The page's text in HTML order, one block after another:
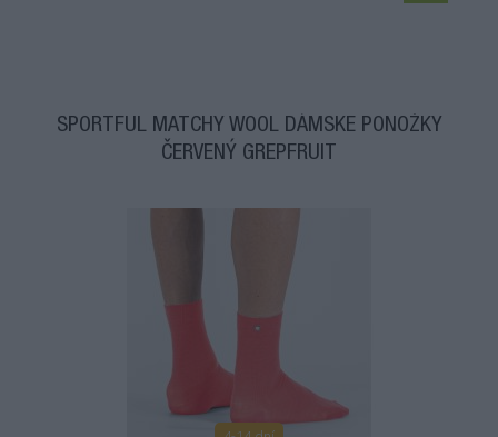
SPORTFUL MATCHY WOOL DÁMSKE PONOŽKY
ČERVENÝ GREPFRUIT